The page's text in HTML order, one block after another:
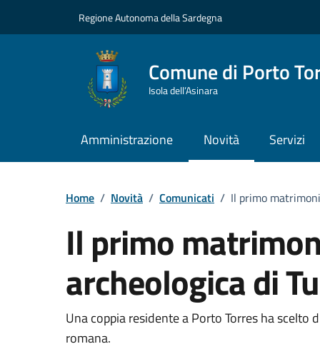
Regione Autonoma della Sardegna
Comune di Porto
Isola dell’Asinara
Amministrazione Novità Servizi
Home / Novità / Comunicati / Il primo
Il primo
archeologica di
Dettagli della notizia
Una coppia residente a Porto Torres ha scelto
romana.